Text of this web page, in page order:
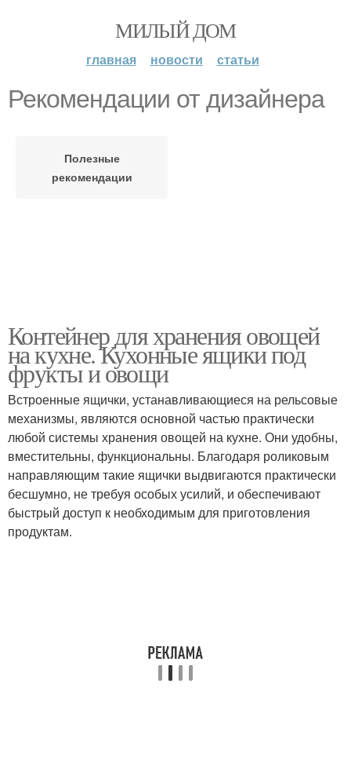
МИЛЫЙ ДОМ
главная новости статьи
Рекомендации от дизайнера
Полезные
рекомендации
Контейнер для хранения овощей
на кухне. Кухонные ящики под
фрукты и овощи
Встроенные ящички, устанавливающиеся на рельсовые
механизмы, являются основной частью практически
любой системы хранения овощей на кухне. Они удобны,
вместительны, функциональны. Благодаря роликовым
направляющим такие ящички выдвигаются практически
бесшумно, не требуя особых усилий, и обеспечивают
быстрый доступ к необходимым для приготовления
продуктам.